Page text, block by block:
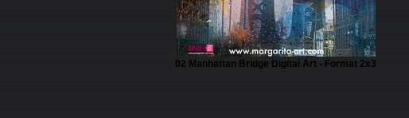
02 Manhattan Bridge Digital Art - Format 2x3